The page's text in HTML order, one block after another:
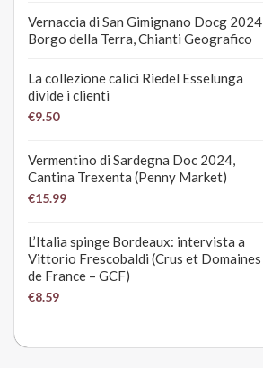
Vernaccia di San Gimignano Docg 2024
Borgo della Terra, Chianti Geografico
La collezione calici Riedel Esselunga
divide i clienti
€9.50
Vermentino di Sardegna Doc 2024,
Cantina Trexenta (Penny Market)
€15.99
L’Italia spinge Bordeaux: intervista a
Vittorio Frescobaldi (Crus et Domaines
de France – GCF)
€8.59